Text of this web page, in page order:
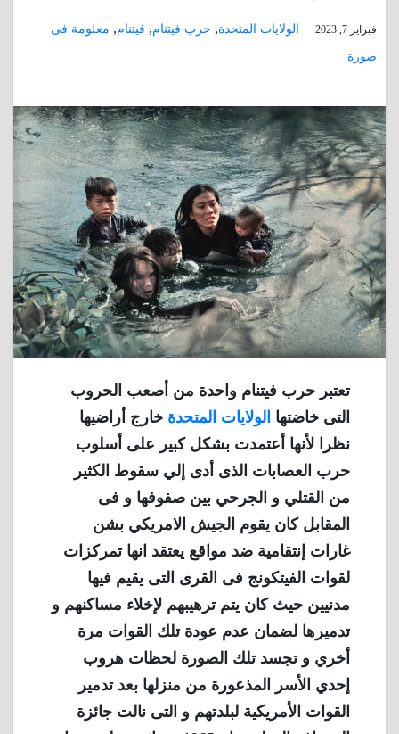
فبراير 7, 2023 الولايات المتحدة, حرب فيتنام, فيتنام, معلومة فى
صورة
تعتبر حرب فيتنام واحدة من أصعب الحروب
التى خاضتها الولايات المتحدة خارج أراضيها
نظرا لأنها أعتمدت بشكل كبير على أسلوب
حرب العصابات الذى أدى إلي سقوط الكثير
من القتلي و الجرحي بين صفوفها و فى
المقابل كان يقوم الجيش الامريكي بشن
غارات إنتقامية ضد مواقع يعتقد انها تمركزات
لقوات الفيتكونج فى القرى التى يقيم فيها
مدنيين حيث كان يتم ترهيبهم لإخلاء مساكنهم و
تدميرها لضمان عدم عودة تلك القوات مرة
أخري و تجسد تلك الصورة لحظات هروب
إحدي الأسر المذعورة من منزلها بعد تدمير
القوات الأمريكية لبلدتهم و التى نالت جائزة